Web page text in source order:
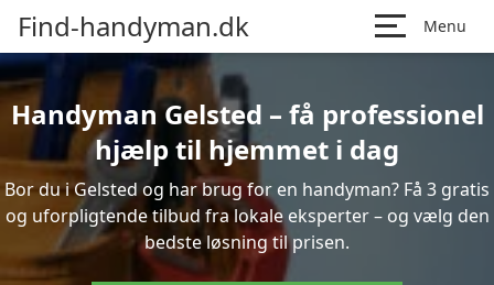
Find-handyman.dk Menu
Handyman Gelsted – få professionel
hjælp til hjemmet i dag
Bor du i Gelsted og har brug for en handyman? Få 3 gratis
og uforpligtende tilbud fra lokale eksperter – og vælg den
bedste løsning til prisen.